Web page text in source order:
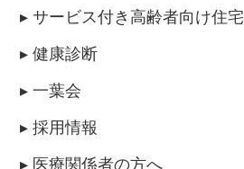
▸ サービス付き高齢者向け住宅
▸ 健康診断
▸ 一葉会
▸ 採用情報
▸ 医療関係者の方へ